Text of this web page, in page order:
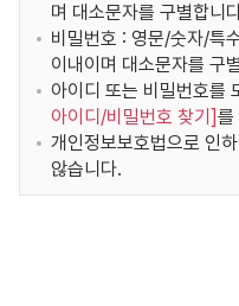
며 대소문자를 구별합니
비밀번호 : 영문/숫자/특
이내이며 대소문자를 구
아이디 또는 비밀번호를
아이디/비밀번호 찾기 ]를
개인정보보호법으로 인
않습니다.